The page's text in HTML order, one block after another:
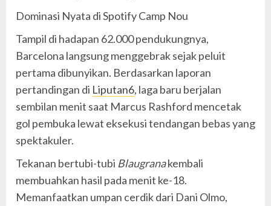
Dominasi Nyata di Spotify Camp Nou
Tampil di hadapan 62.000 pendukungnya,
Barcelona langsung menggebrak sejak peluit
pertama dibunyikan. Berdasarkan laporan
pertandingan di Liputan6, laga baru berjalan
sembilan menit saat Marcus Rashford mencetak
gol pembuka lewat eksekusi tendangan bebas yang
spektakuler.
Tekanan bertubi-tubi Blaugranakembali
membuahkan hasil pada menit ke-18.
Memanfaatkan umpan cerdik dari Dani Olmo,